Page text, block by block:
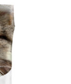
každou životní
a přírodní